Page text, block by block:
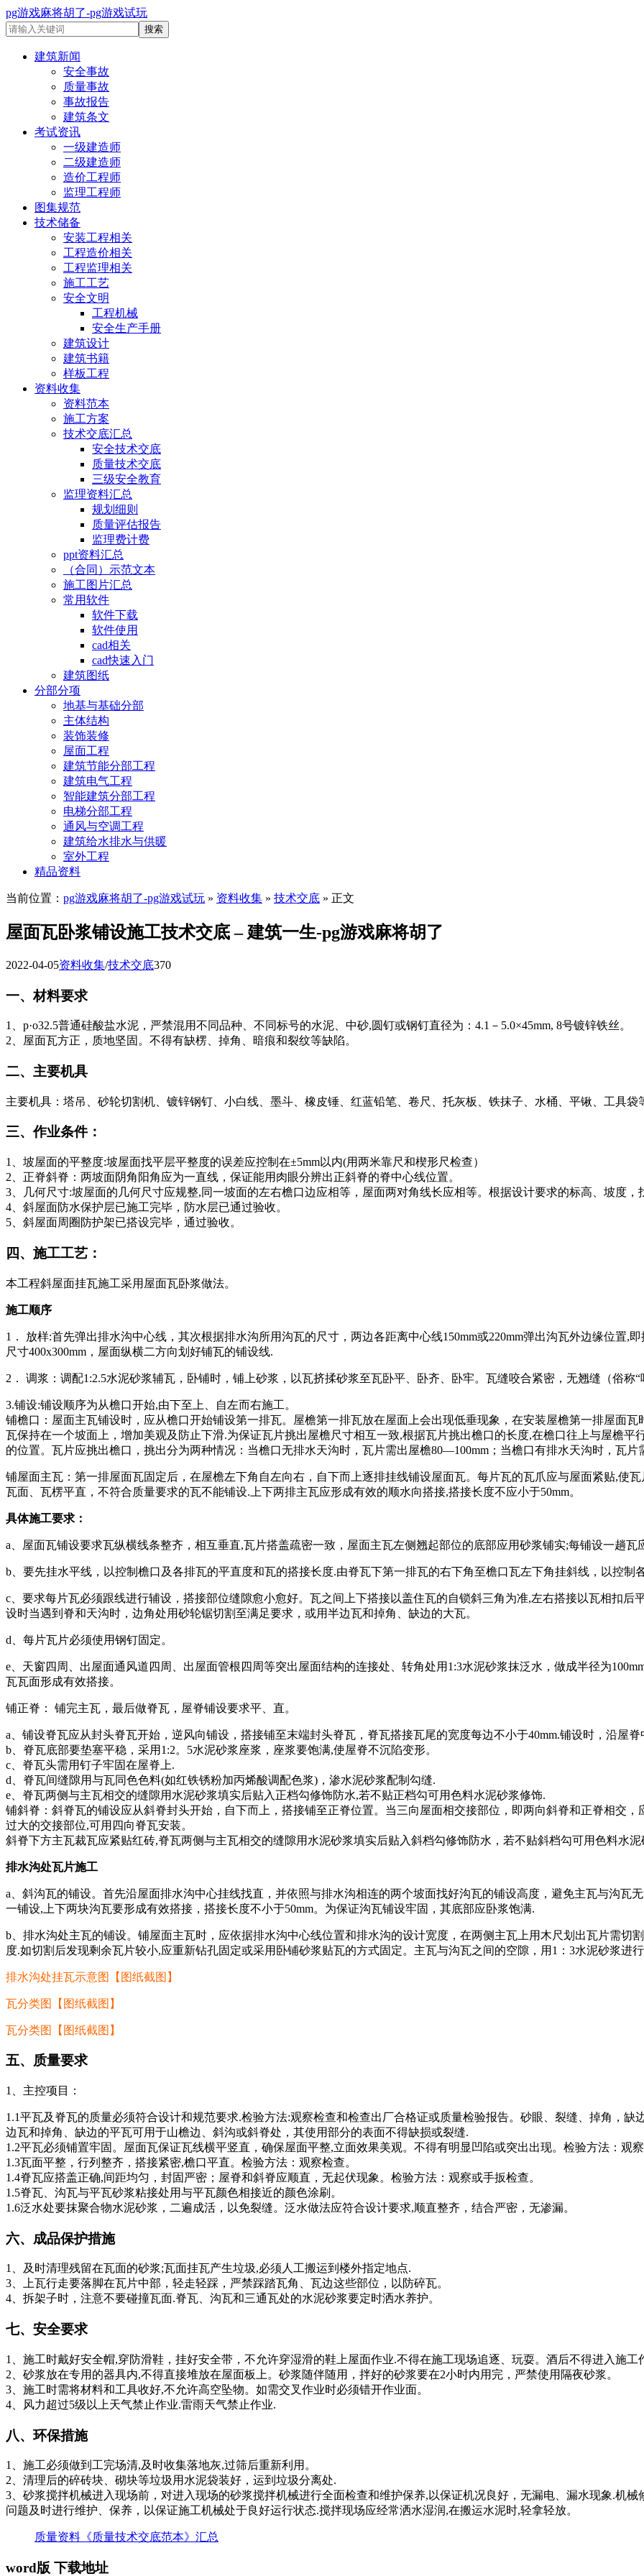
pg游戏麻将胡了-pg游戏试玩
建筑新闻
安全事故
质量事故
事故报告
建筑条文
考试资讯
一级建造师
二级建造师
造价工程师
监理工程师
图集规范
技术储备
安装工程相关
工程造价相关
工程监理相关
施工工艺
安全文明
工程机械
安全生产手册
建筑设计
建筑书籍
样板工程
资料收集
资料范本
施工方案
技术交底汇总
安全技术交底
质量技术交底
三级安全教育
监理资料汇总
规划细则
质量评估报告
监理费计费
ppt资料汇总
（合同）示范文本
施工图片汇总
常用软件
软件下载
软件使用
cad相关
cad快速入门
建筑图纸
分部分项
地基与基础分部
主体结构
装饰装修
屋面工程
建筑节能分部工程
建筑电气工程
智能建筑分部工程
电梯分部工程
通风与空调工程
建筑给水排水与供暖
室外工程
精品资料
当前位置： pg游戏麻将胡了-pg游戏试玩 » 资料收集 » 技术交底 » 正文
屋面瓦卧浆铺设施工技术交底 – 建筑一生-pg游戏麻将胡了
2022-04-05资料收集/技术交底370
一、材料要求
1、p·o32.5普通硅酸盐水泥，严禁混用不同品种、不同标号的水泥、中砂,圆钉或钢钉直径为：4.1－5.0×45mm, 8号镀锌铁丝。
2、屋面瓦方正，质地坚固。不得有缺楞、掉角、暗痕和裂纹等缺陷。
二、主要机具
主要机具：塔吊、砂轮切割机、镀锌钢钉、小白线、墨斗、橡皮锤、红蓝铅笔、卷尺、托灰板、铁抹子、水桶、平锹、工具袋
三、作业条件：
1、坡屋面的平整度:坡屋面找平层平整度的误差应控制在±5mm以内(用两米靠尺和楔形尺检查）
2、正脊斜脊：两坡面阴角阳角应为一直线，保证能用肉眼分辨出正斜脊的脊中心线位置。
3、几何尺寸:坡屋面的几何尺寸应规整,同一坡面的左右檐口边应相等，屋面两对角线长应相等。根据设计要求的标高、坡度，
4、斜屋面防水保护层已施工完毕，防水层已通过验收。
5、斜屋面周圈防护架已搭设完毕，通过验收。
四、施工工艺：
本工程斜屋面挂瓦施工采用屋面瓦卧浆做法。
施工顺序
1． 放样:首先弹出排水沟中心线，其次根据排水沟所用沟瓦的尺寸，两边各距离中心线150mm或220mm弹出沟瓦外边缘位置,
尺寸400x300mm，屋面纵横二方向划好铺瓦的铺设线.
2． 调浆：调配1:2.5水泥砂浆辅瓦，卧铺时，铺上砂浆，以瓦挤揉砂浆至瓦卧平、卧齐、卧牢。瓦缝咬合紧密，无翘缝（俗称“
3.铺设:铺设顺序为从檐口开始,由下至上、自左而右施工。
铺檐口：屋面主瓦铺设时，应从檐口开始铺设第一排瓦。屋檐第一排瓦放在屋面上会出现低垂现象，在安装屋檐第一排屋面
瓦保持在一个坡面上，增加美观及防止下滑.为保证瓦片挑出屋檐尺寸相互一致,根据瓦片挑出檐口的长度,在檐口往上与屋檐平
的位置。瓦片应挑出檐口，挑出分为两种情况：当檐口无排水天沟时，瓦片需出屋檐80—100mm；当檐口有排水天沟时，瓦片
铺屋面主瓦：第一排屋面瓦固定后，在屋檐左下角自左向右，自下而上逐排挂线铺设屋面瓦。每片瓦的瓦爪应与屋面紧贴,使
瓦面、瓦楞平直，不符合质量要求的瓦不能铺设.上下两排主瓦应形成有效的顺水向搭接,搭接长度不应小于50mm。
具体施工要求：
a、屋面瓦铺设要求瓦纵横线条整齐，相互垂直,瓦片搭盖疏密一致，屋面主瓦左侧翘起部位的底部应用砂浆铺实;每铺设一趟瓦
b、要先挂水平线，以控制檐口及各排瓦的平直度和瓦的搭接长度.由脊瓦下第一排瓦的右下角至檐口瓦左下角挂斜线，以控制
c、要求每片瓦必须跟线进行辅设，搭接部位缝隙愈小愈好。瓦之间上下搭接以盖住瓦的自锁斜三角为准,左右搭接以瓦相扣后
设时当遇到脊和天沟时，边角处用砂轮锯切割至满足要求，或用半边瓦和掉角、缺边的大瓦。
d、每片瓦片必须使用钢钉固定。
e、天窗四周、出屋面通风道四周、出屋面管根四周等突出屋面结构的连接处、转角处用1:3水泥砂浆抹泛水，做成半径为
瓦瓦面形成有效搭接。
铺正脊： 铺完主瓦，最后做脊瓦，屋脊铺设要求平、直。
a、铺设脊瓦应从封头脊瓦开始，逆风向铺设，搭接铺至末端封头脊瓦，脊瓦搭接瓦尾的宽度每边不小于40mm.铺设时，沿屋
b、脊瓦底部要垫塞平稳，采用1:2。5水泥砂浆座浆，座浆要饱满,使屋脊不沉陷变形。
c、脊瓦头需用钉子牢固在屋脊上.
d、脊瓦间缝隙用与瓦同色色料(如红铁锈粉加丙烯酸调配色浆)，渗水泥砂浆配制勾缝.
e、脊瓦两侧与主瓦相交的缝隙用水泥砂浆填实后贴入正档勾修饰防水,若不贴正档勾可用色料水泥砂浆修饰.
铺斜脊：斜脊瓦的铺设应从斜脊封头开始，自下而上，搭接铺至正脊位置。当三向屋面相交接部位，即两向斜脊和正脊相交
过大的交接部位,可用四向脊瓦安装。
斜脊下方主瓦裁瓦应紧贴红砖,脊瓦两侧与主瓦相交的缝隙用水泥砂浆填实后贴入斜档勾修饰防水，若不贴斜档勾可用色料水泥
排水沟处瓦片施工
a、斜沟瓦的铺设。首先沿屋面排水沟中心挂线找直，并依照与排水沟相连的两个坡面找好沟瓦的铺设高度，避免主瓦与沟瓦
一铺设,上下两块沟瓦要形成有效搭接，搭接长度不小于50mm。为保证沟瓦铺设牢固，其底部应卧浆饱满.
b、排水沟处主瓦的铺设。铺屋面主瓦时，应依据排水沟中心线位置和排水沟的设计宽度，在两侧主瓦上用木尺划出瓦片需切
度.如切割后发现剩余瓦片较小,应重新钻孔固定或采用卧铺砂浆贴瓦的方式固定。主瓦与沟瓦之间的空隙，用1：3水泥砂浆进行
排水沟处挂瓦示意图【图纸截图】
瓦分类图【图纸截图】
瓦分类图【图纸截图】
五、质量要求
1、主控项目：
1.1平瓦及脊瓦的质量必须符合设计和规范要求.检验方法:观察检查和检查出厂合格证或质量检验报告。砂眼、裂缝、掉角，
边瓦和掉角、缺边的平瓦可用于山檐边、斜沟或斜脊处，其使用部分的表面不得缺损或裂缝.
1.2平瓦必须铺置牢固。屋面瓦保证瓦线横平竖直，确保屋面平整,立面效果美观。不得有明显凹陷或突出出现。检验方法：观察
1.3瓦面平整，行列整齐，搭接紧密,檐口平直。检验方法：观察检查。
1.4脊瓦应搭盖正确,间距均匀，封固严密；屋脊和斜脊应顺直，无起伏现象。检验方法：观察或手扳检查。
1.5脊瓦、沟瓦与平瓦砂浆粘接处用与平瓦颜色相接近的颜色涂刷。
1.6泛水处要抹聚合物水泥砂浆，二遍成活，以免裂缝。泛水做法应符合设计要求,顺直整齐，结合严密，无渗漏。
六、成品保护措施
1、及时清理残留在瓦面的砂浆;瓦面挂瓦产生垃圾,必须人工搬运到楼外指定地点.
3、上瓦行走要落脚在瓦片中部，轻走轻踩，严禁踩踏瓦角、瓦边这些部位，以防碎瓦。
4、拆架子时，注意不要碰撞瓦面.脊瓦、沟瓦和三通瓦处的水泥砂浆要定时洒水养护。
七、安全要求
1、施工时戴好安全帽,穿防滑鞋，挂好安全带，不允许穿湿滑的鞋上屋面作业.不得在施工现场追逐、玩耍。酒后不得进入施工
2、砂浆放在专用的器具内,不得直接堆放在屋面板上。砂浆随伴随用，拌好的砂浆要在2小时内用完，严禁使用隔夜砂浆。
3、施工时需将材料和工具收好,不允许高空坠物。如需交叉作业时必须错开作业面。
4、风力超过5级以上天气禁止作业.雷雨天气禁止作业.
八、环保措施
1、施工必须做到工完场清,及时收集落地灰,过筛后重新利用。
2、清理后的碎砖块、砌块等垃圾用水泥袋装好，运到垃圾分离处.
3、砂浆搅拌机械进入现场前，对进入现场的砂浆搅拌机械进行全面检查和维护保养,以保证机况良好，无漏电、漏水现象.机
问题及时进行维护、保养，以保证施工机械处于良好运行状态.搅拌现场应经常洒水湿润,在搬运水泥时,轻拿轻放。
质量资料《质量技术交底范本》汇总
word版 下载地址